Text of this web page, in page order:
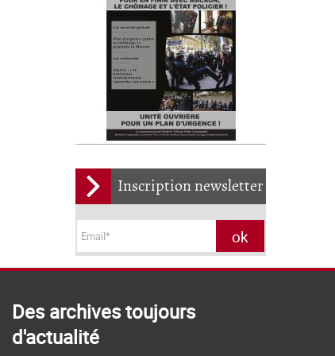
Inscription newsletter
Des archives toujours
d'actualité